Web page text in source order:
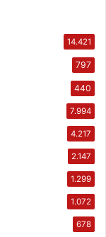
14.421
797
440
7.994
4.217
2.147
1.299
1.072
678